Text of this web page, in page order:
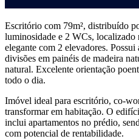
Escritório com 79m², distribuído
luminosidade e 2 WCs, localizado
elegante com 2 elevadores.
divisões em painéis de madeira
natural. Excelente orientação
todo o dia.
Imóvel ideal para escritório, co-
transformar em habitação. O
inclui apartamentos no prédio,
com potencial de rentabilidade.